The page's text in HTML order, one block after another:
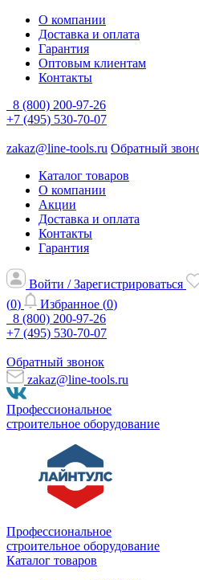
О компании
Доставка и оплата
Гарантия
Оптовым клиентам
Контакты
8 (800) 200-97-26
+7 (495) 530-70-07
zakaz@line-tools.ru Обратный
Каталог товаров
О компании
Акции
Доставка и оплата
Контакты
Гарантия
Войти / Зарегистрироваться
(0) Избранное (0)
8 (800) 200-97-26
+7 (495) 530-70-07
Обратный звонок
zakaz@line-tools.ru
Профессиональное
строительное оборудование
Профессиональное
строительное оборудование
Каталог товаров